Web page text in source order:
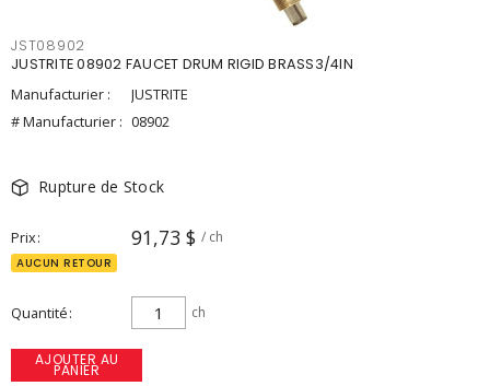
JST08902
JUSTRITE 08902 FAUCET DRUM RIGID BRASS3/4IN
Manufacturier :
JUSTRITE
# Manufacturier : 08902
Rupture de Stock
Prix 91,73 $ / ch
AUCUN RETOUR
Quantité ch
AJOUTER AU
PANIER